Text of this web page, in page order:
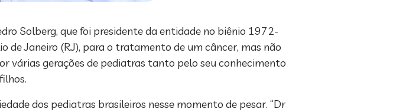
Solberg, que foi presidente da entidade no biênio 1972-
Janeiro (RJ), para o tratamento de um câncer, mas não
várias gerações de pediatras tanto pelo seu conhecimento
dos pediatras brasileiros nesse momento de pesar. “Dr